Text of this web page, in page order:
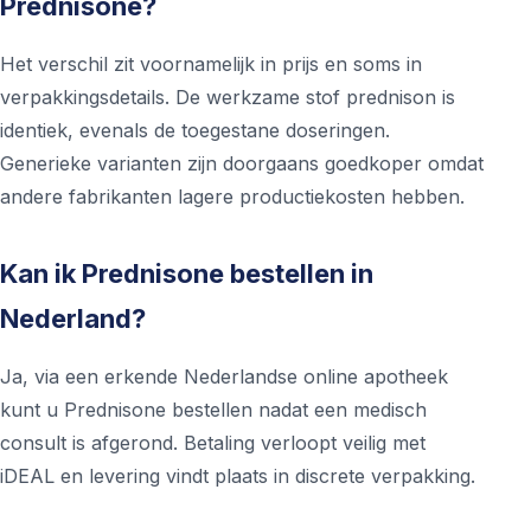
Het verschil zit voornamelijk in prijs en soms in
verpakkingsdetails. De werkzame stof prednison is
identiek, evenals de toegestane doseringen.
Generieke varianten zijn doorgaans goedkoper omdat
andere fabrikanten lagere productiekosten hebben.
Kan ik Prednisone bestellen in
Nederland?
Ja, via een erkende Nederlandse online apotheek
kunt u Prednisone bestellen nadat een medisch
consult is afgerond. Betaling verloopt veilig met
iDEAL en levering vindt plaats in discrete verpakking.